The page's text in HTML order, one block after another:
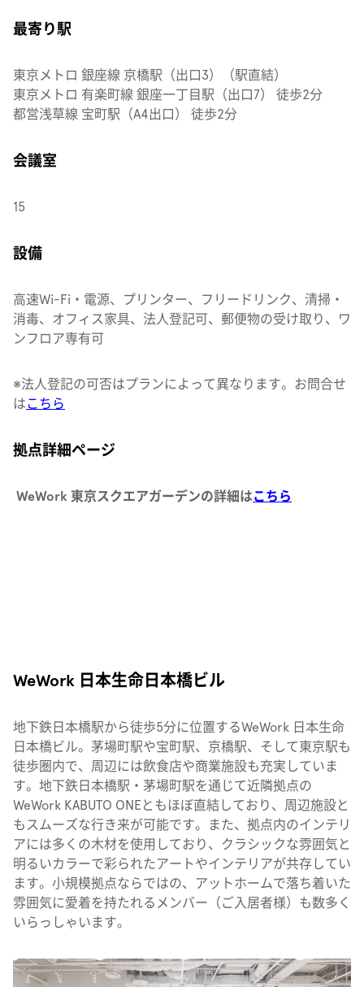
最寄り駅
東京メトロ 銀座線 京橋駅（出口3）（駅直結）
東京メトロ 有楽町線 銀座一丁目駅（出口7） 徒歩2分
都営浅草線 宝町駅（A4出口） 徒歩2分
会議室
15
設備
高速Wi-Fi・電源、プリンター、フリードリンク、清掃・
消毒、オフィス家具、法人登記可、郵便物の受け取り、ワ
ンフロア専有可
※法人登記の可否はプランによって異なります。 お問合せ
はこちら
拠点詳細ページ
WeWork 東京スクエアガーデンの詳細はこちら
WeWork 日本生命日本橋ビル
地下鉄日本橋駅から徒歩5分に位置するWeWork 日本生命
日本橋ビル。茅場町駅や宝町駅、京橋駅、そして東京駅も
徒歩圏内で、周辺には飲食店や商業施設も充実していま
す。地下鉄日本橋駅・茅場町駅を通じて近隣拠点の
WeWork KABUTO ONEともほぼ直結しており、周辺施設と
もスムーズな行き来が可能です。また、拠点内のインテリ
アには多くの木材を使用しており、クラシックな雰囲気と
明るいカラーで彩られたアートやインテリアが共存してい
ます。小規模拠点ならではの、アットホームで落ち着いた
雰囲気に愛着を持たれるメンバー（ご入居者様）も数多く
いらっしゃいます。